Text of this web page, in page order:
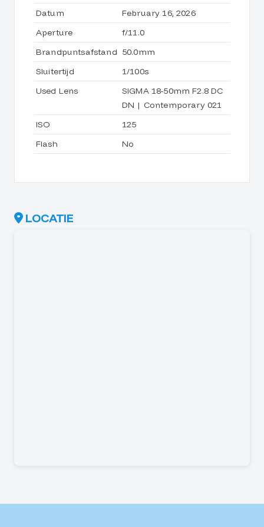
Datum
February 16, 2026
Aperture
f/11.0
Brandpuntsafstand 50.0mm
Sluitertijd
1/100s
Used Lens
SIGMA 18-50mm F2.8 DC
DN | Contemporary 021
ISO
125
Flash
No
LOCATIE